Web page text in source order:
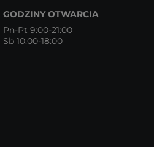
GODZINY OTWARCIA
Pn-Pt 9:00-21:00
Sb 10:00-18:00